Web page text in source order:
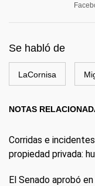
Se habló de
LaCornisa
NOTAS
Corridas e
propiedad privada:
El Senado aprobó